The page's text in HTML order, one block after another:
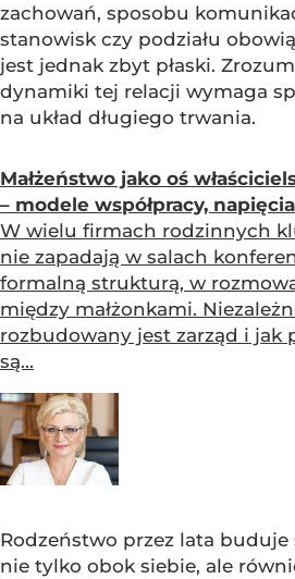
zachowań, sposobu
stanowisk czy podziału
jest jednak zbyt płaski.
dynamiki tej relacji wymaga
na układ długiego trwania.
Małżeństwo jako oś
– modele współpracy,
W wielu firmach rodzinnych
nie zapadają w salach
formalną strukturą, w
między małżonkami.
rozbudowany jest zarząd i jak
są...
Rodzeństwo przez lata buduje
nie tylko obok siebie, ale